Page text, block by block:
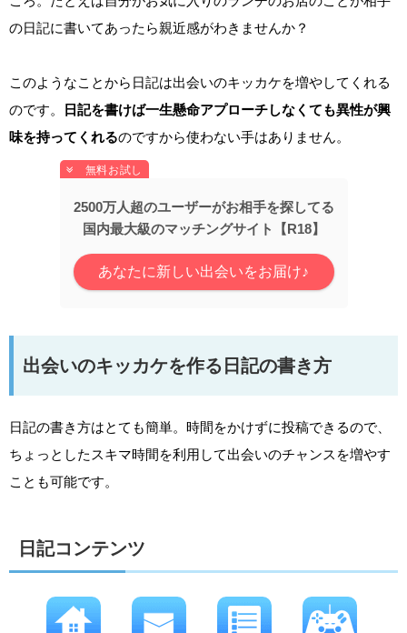
の日記に書いてあったら親近感がわきませんか？
このようなことから日記は出会いのキッカケを増やしてくれる
のです。
日記を書けば一生懸命アプローチしなくても異性が興
味を持ってくれるのですから使わない手はありません。
2500万人超のユーザーがお相手を探してる
国内最大級のマッチングサイト【R18】
あなたに新しい出会いをお届け♪
出会いのキッカケを作る日記の書き方
日記の書き方はとても簡単。時間をかけずに投稿できるので、
ちょっとしたスキマ時間を利用して出会いのチャンスを増やす
ことも可能です。
日記コンテンツ